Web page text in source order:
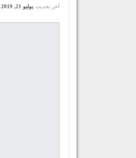
آخر تحديث يوليو 21, 2019